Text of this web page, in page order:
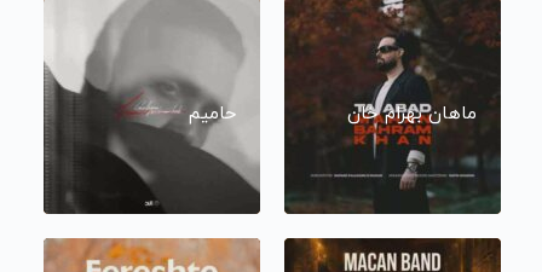
ماهان بهرام خان حامیم